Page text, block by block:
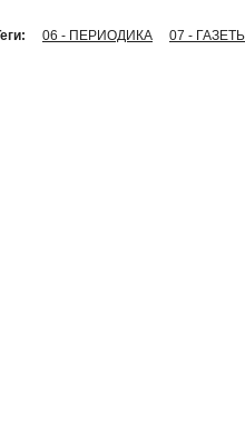
06 - ПЕРИОДИКА 07 - ГАЗЕТЫ